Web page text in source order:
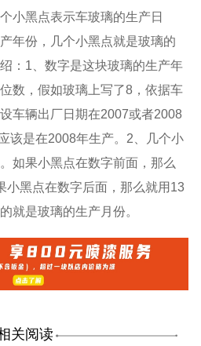
小黑点表示车玻璃的生产日
年份，几个小黑点就是玻璃的
：1、数字是这块玻璃的生产年
数，假如玻璃上写了8，依据车
车辆出厂日期在2007或者2008
该是在2008年生产。2、几个小
如果小黑点在数字前面，那么
小黑点在数字后面，那么就用13
就是玻璃的生产月份。
关阅读